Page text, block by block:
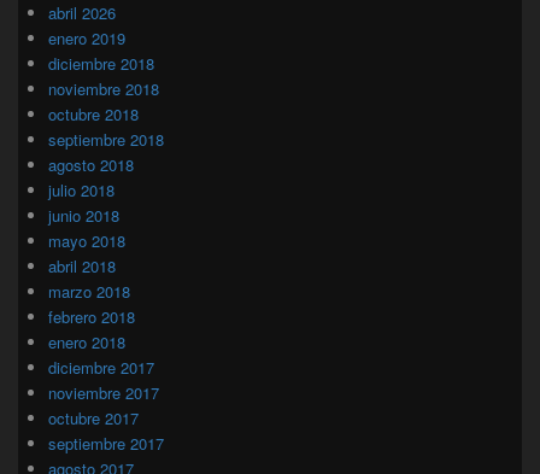
abril 2026
enero 2019
diciembre 2018
noviembre 2018
octubre 2018
septiembre 2018
agosto 2018
julio 2018
junio 2018
mayo 2018
abril 2018
marzo 2018
febrero 2018
enero 2018
diciembre 2017
noviembre 2017
octubre 2017
septiembre 2017
agosto 2017